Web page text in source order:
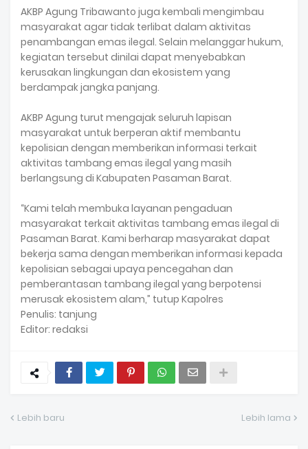
AKBP Agung Tribawanto juga kembali mengimbau
masyarakat agar tidak terlibat dalam aktivitas
penambangan emas ilegal. Selain melanggar hukum,
kegiatan tersebut dinilai dapat menyebabkan
kerusakan lingkungan dan ekosistem yang
berdampak jangka panjang.
AKBP Agung turut mengajak seluruh lapisan
masyarakat untuk berperan aktif membantu
kepolisian dengan memberikan informasi terkait
aktivitas tambang emas ilegal yang masih
berlangsung di Kabupaten Pasaman Barat.
“Kami telah membuka layanan pengaduan
masyarakat terkait aktivitas tambang emas ilegal di
Pasaman Barat. Kami berharap masyarakat dapat
bekerja sama dengan memberikan informasi kepada
kepolisian sebagai upaya pencegahan dan
pemberantasan tambang ilegal yang berpotensi
merusak ekosistem alam,” tutup Kapolres
Penulis: tanjung
Editor: redaksi
Lebih baru Lebih lama